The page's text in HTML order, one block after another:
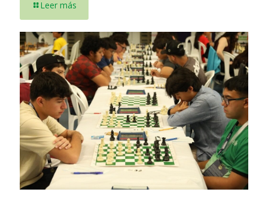
Leer más